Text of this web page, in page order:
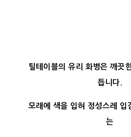
틸테이블의 유리 화병은 깨끗
듭니다.
모래에 색을 입혀 정성스레 입
는